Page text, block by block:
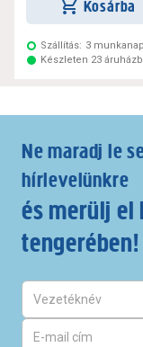
Kosárba
Szállítás: 3 munkanap
Készleten 23
Ne maradj le
hírlevelünkre
és merülj el
tengerében!